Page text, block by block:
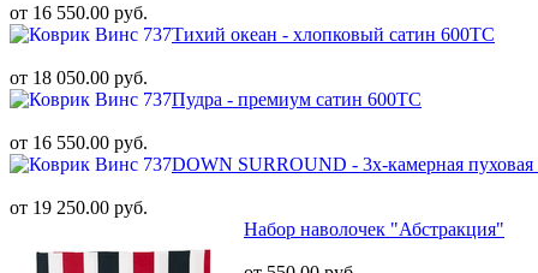
от 16 550.00 руб.
Тихий океан - хлопковый сатин 600ТС
от 18 050.00 руб.
Пудра - премиум сатин 600ТС
от 16 550.00 руб.
DOWN SURROUND - 3х-камерная
от 19 250.00 руб.
Набор наволочек "Абстракция"